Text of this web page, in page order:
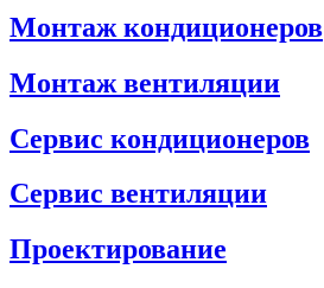
Монтаж кондиционеров
Монтаж вентиляции
Сервис кондиционеров
Сервис вентиляции
Проектирование